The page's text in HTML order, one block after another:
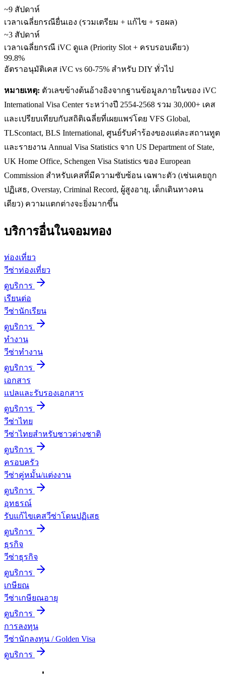
~9 สัปดาห์
เวลาเฉลี่ยกรณียื่นเอง (รวมเตรียม + แก้ไข + รอผล)
~3 สัปดาห์
เวลาเฉลี่ยกรณี iVC ดูแล (Priority Slot + ครบรอบเดียว)
99.8%
อัตราอนุมัติเคส iVC vs 60-75% สำหรับ DIY ทั่วไป
หมายเหตุ: ตัวเลขข้างต้นอ้างอิงจากฐานข้อมูลภายในของ iVC
International Visa Center ระหว่างปี 2554-2568 รวม 30,000+ เคส
และเปรียบเทียบกับสถิติเฉลี่ยที่เผยแพร่โดย VFS Global,
TLScontact, BLS International, ศูนย์รับคำร้องของแต่ละสถานทูต
และรายงาน Annual Visa Statistics จาก US Department of State,
UK Home Office, Schengen Visa Statistics ของ European
Commission สำหรับเคสที่มีความซับซ้อน เฉพาะตัว (เช่นเคยถูก
ปฏิเสธ, Overstay, Criminal Record, ผู้สูงอายุ, เด็กเดินทางคน
เดียว) ความแตกต่างจะยิ่งมากขึ้น
บริการอื่นในจอมทอง
ท่องเที่ยว
วีซ่าท่องเที่ยว
ดูบริการ
เรียนต่อ
วีซ่านักเรียน
ดูบริการ
ทำงาน
วีซ่าทำงาน
ดูบริการ
เอกสาร
แปลและรับรองเอกสาร
ดูบริการ
วีซ่าไทย
วีซ่าไทยสำหรับชาวต่างชาติ
ดูบริการ
ครอบครัว
วีซ่าคู่หมั้น/แต่งงาน
ดูบริการ
อุทธรณ์
รับแก้ไขเคสวีซ่าโดนปฏิเสธ
ดูบริการ
ธุรกิจ
วีซ่าธุรกิจ
ดูบริการ
เกษียณ
วีซ่าเกษียณอายุ
ดูบริการ
การลงทุน
วีซ่านักลงทุน / Golden Visa
ดูบริการ